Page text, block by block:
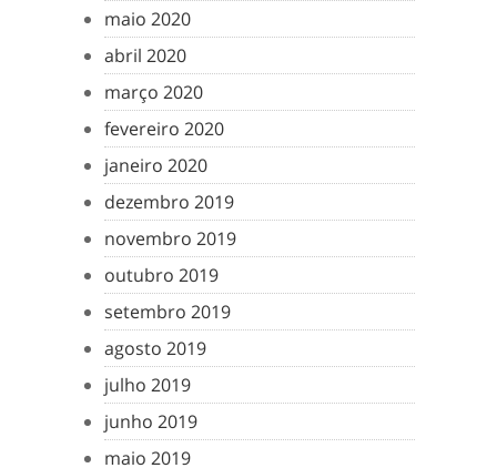
maio 2020
abril 2020
março 2020
fevereiro 2020
janeiro 2020
dezembro 2019
novembro 2019
outubro 2019
setembro 2019
agosto 2019
julho 2019
junho 2019
maio 2019